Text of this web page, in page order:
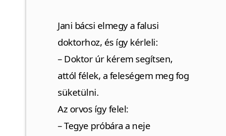
Jani bácsi elmegy a falusi
doktorhoz, és így kérleli:
– Doktor úr kérem segítsen,
attól félek, a feleségem meg fog
süketülni.
Az orvos így felel:
– Tegye próbára a neje